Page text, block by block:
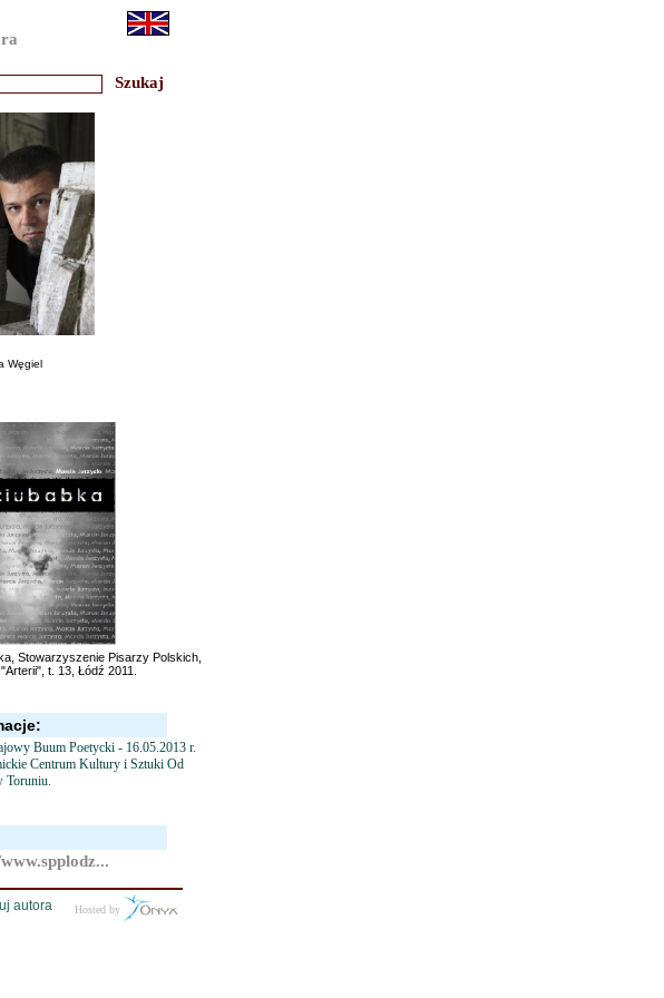
Węgiel
Stowarzyszenie Pisarzy Polskich,
t. 13, Łódź 2011.
Buum Poetycki - 16.05.2013 r.
Centrum Kultury i Sztuki Od
Toruniu.
Hosted by
autora